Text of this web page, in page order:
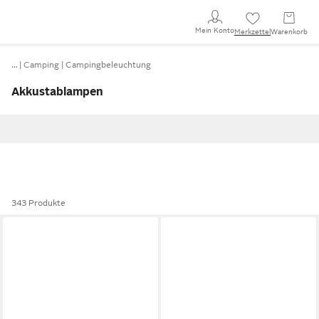
Mein KontoMerkzettel Warenkorb
… Camping Campingbeleuchtung
Akkustablampen
343 Produkte